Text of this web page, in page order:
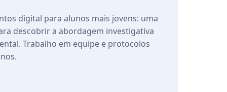
digital para alunos mais jovens: uma
descobrir a abordagem investigativa
Trabalho em equipe e protocolos